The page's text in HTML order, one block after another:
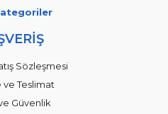
Sözleşmesi
Teslimat
Güvenlik